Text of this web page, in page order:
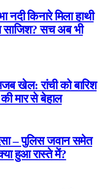
किनारे मिला हाथी
सच अब भी
खेल: रांची को बारिश
मार से बेहाल
– पुलिस जवान समेत
हुआ रास्ते में?